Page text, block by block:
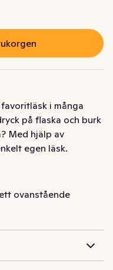
i många
på flaska och burk
Med hjälp av
egen läsk.
rätt mängd
ca 15 delar kolsyrat
dryck. Innehåller
med sötningsmedel
ovanstående